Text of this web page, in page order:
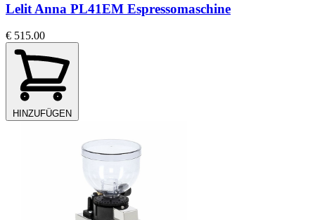
Lelit Anna PL41EM Espressomaschine
€ 515.00
HINZUFÜGEN